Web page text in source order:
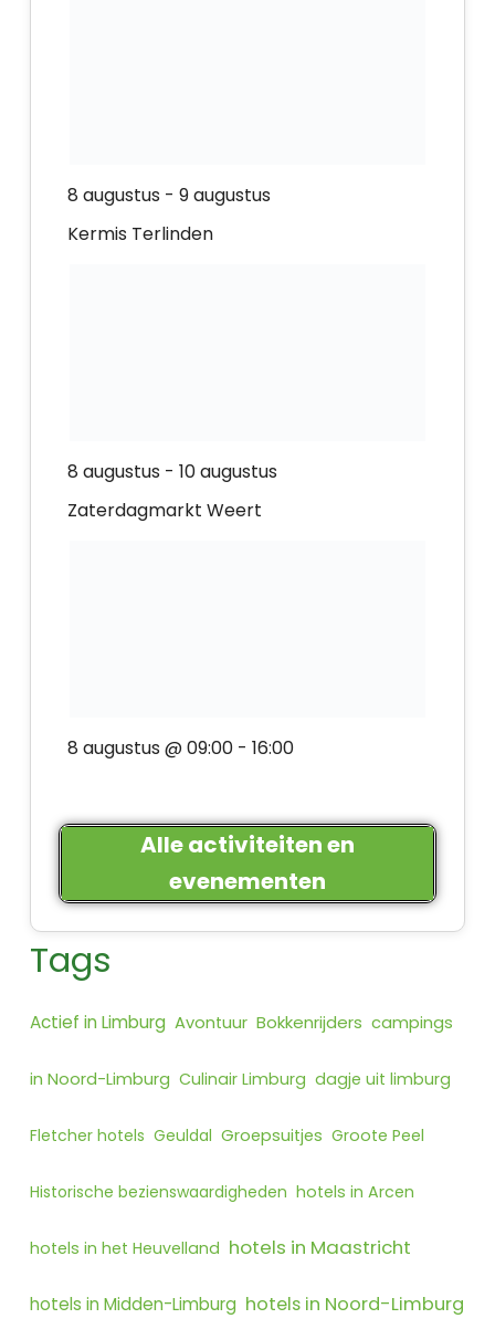
8 augustus - 9 augustus
Kermis Terlinden
8 augustus - 10 augustus
Zaterdagmarkt Weert
8 augustus @ 09:00- 16:00
Alle activiteiten en
evenementen
Tags
Actief in Limburg Avontuur Bokkenrijders campings
in Noord-Limburg Culinair Limburg dagje uit limburg
Fletcher hotels Geuldal Groepsuitjes Groote Peel
Historische bezienswaardigheden hotels in Arcen
hotels in het Heuvelland hotels in Maastricht
hotels in Midden-Limburg hotels in Noord-Limburg